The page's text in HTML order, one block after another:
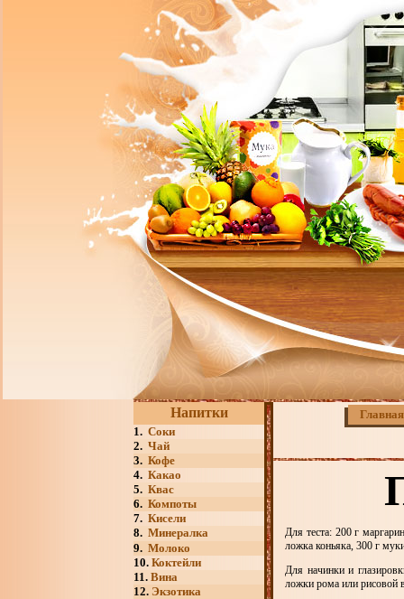
Напитки
1. Соки
2. Чай
3. Кофе
4. Какао
5. Квас
6. Компоты
7. Кисели
8. Минералка
9. Молоко
10. Коктейли
11. Вина
12. Экзотика
Главная
Для теста: 200 г
ложка коньяка, 300 г
Для начинки и
ложки рома или рисовой